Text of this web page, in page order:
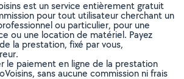
est un service entièrement gratuit
pour tout utilisateur cherchant un
ou particulier, pour une
ou une location de matériel. Payez
la prestation, fixé par vous,
le paiement en ligne de la prestation
sans aucune commission ni frais